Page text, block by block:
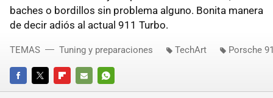
baches o bordillos sin problema alguno. Bonita manera
de decir adiós al actual 911 Turbo.
FACEBOOKTWITTERFLIPBOARD
E-
WHATSAPP
TEMAS Tuning y preparaciones TechArt Porsche